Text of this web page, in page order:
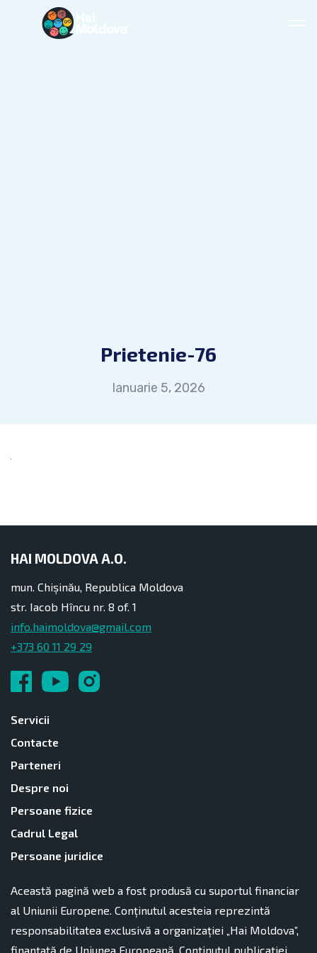
Prietenie-76
Ianuarie 5, 2026
HAI MOLDOVA A.O.
mun. Chișinău, Republica Moldova
str. Iacob Hîncu nr. 8 of. 1
info.haimoldova@gmail.com
+373 60 11 29 29
Servicii
Contacte
Parteneri
Despre noi
Persoane fizice
Cadrul Legal
Persoane juridice
Această pagină web a fost produsă cu suportul financiar
al Uniunii Europene. Conținutul acesteia reprezintă
responsabilitatea exclusivă a organizației „Hai Moldova”,
finanțată de Uniunea Europeană. Conținutul publicației